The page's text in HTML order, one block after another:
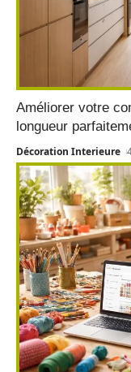
Améliorer votre
longueur
Décoration Interieure